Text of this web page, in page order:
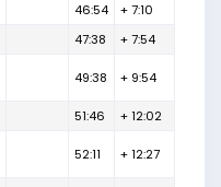
46:54
+ 7:10
47:38 + 7:54
49:38 + 9:54
51:46 + 12:02
52:11 + 12:27